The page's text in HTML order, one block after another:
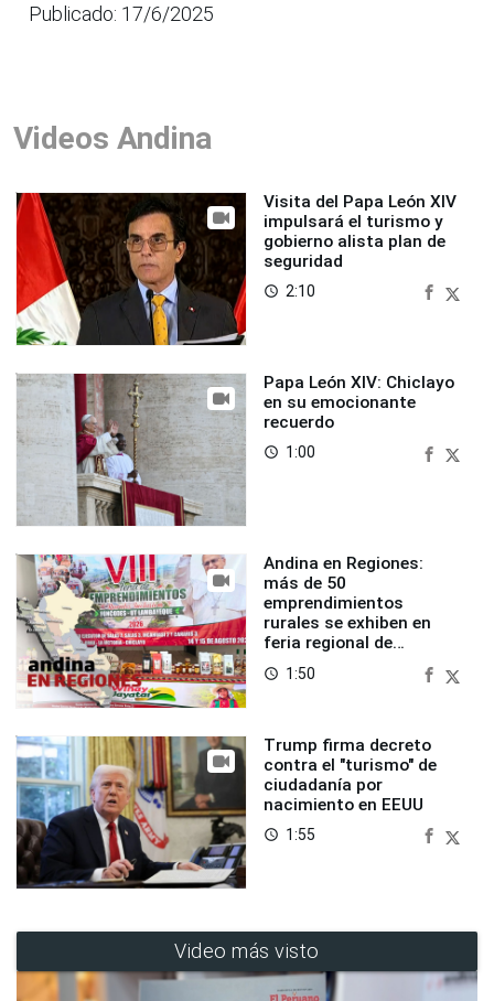
Publicado: 17/6/2025
Videos Andina
Visita del Papa León XIV
impulsará el turismo y
gobierno alista plan de
seguridad
access_time 2:10
Papa León XIV: Chiclayo
en su emocionante
recuerdo
access_time 1:00
Andina en Regiones:
más de 50
emprendimientos
rurales se exhiben en
feria regional de
Foncodes
access_time 1:50
Trump firma decreto
contra el "turismo" de
ciudadanía por
nacimiento en EEUU
access_time 1:55
Video más visto